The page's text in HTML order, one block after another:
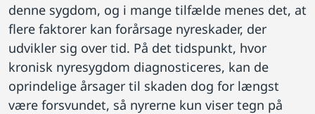
denne sygdom, og i mange tilfælde menes det, at
flere faktorer kan forårsage nyreskader, der
udvikler sig over tid. På det tidspunkt, hvor
kronisk nyresygdom diagnosticeres, kan de
oprindelige årsager til skaden dog for længst
være forsvundet, så nyrerne kun viser tegn på